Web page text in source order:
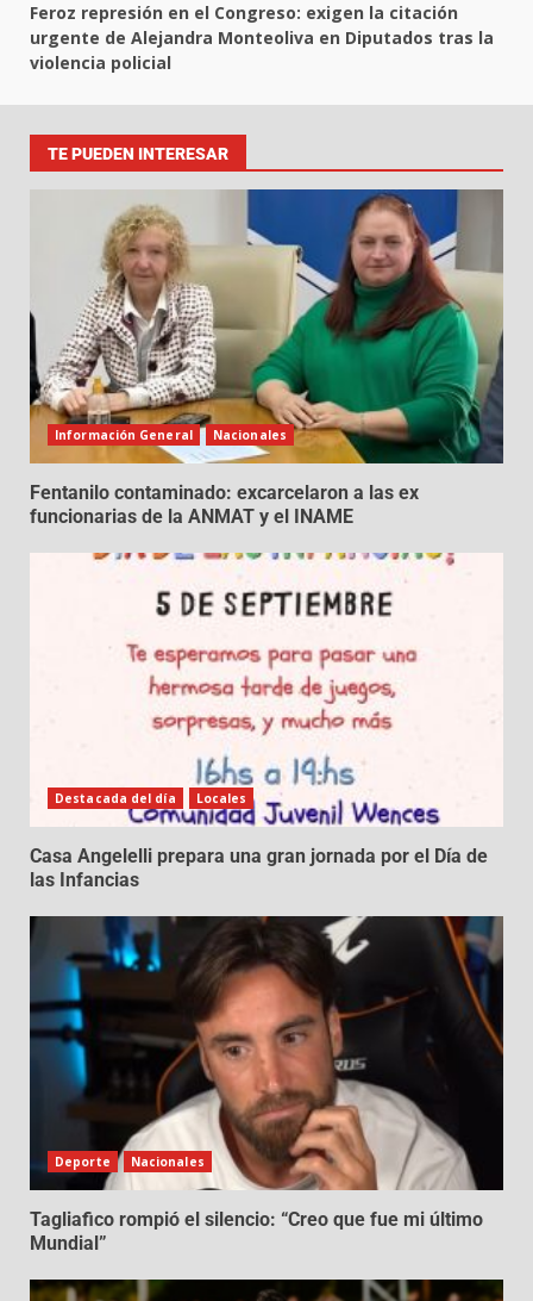
Feroz represión en el Congreso: exigen la citación
urgente de Alejandra Monteoliva en Diputados tras la
violencia policial
TE PUEDEN INTERESAR
Información General Nacionales
Fentanilo contaminado: excarcelaron a las ex
funcionarias de la ANMAT y el INAME
Destacada del día Locales
Casa Angelelli prepara una gran jornada por el Día de
las Infancias
Deporte Nacionales
Tagliafico rompió el silencio: “Creo que fue mi último
Mundial”